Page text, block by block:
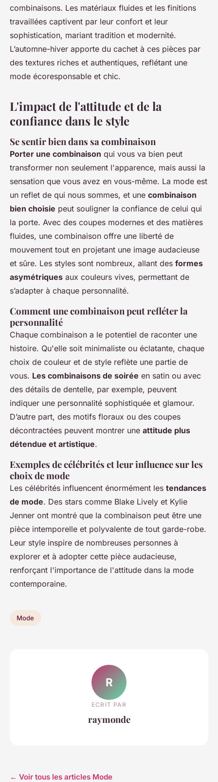
combinaisons. Les matériaux fluides et les finitions
travaillées captivent par leur confort et leur
sophistication, mariant tradition et modernité.
L’automne-hiver apporte du cachet à ces pièces par
des textures riches et authentiques, reflétant une
mode écoresponsable et chic.
L'impact de l'attitude et de la
confiance dans le style
Se sentir bien dans sa combinaison
Porter une combinaison qui vous va bien peut
transformer non seulement l'apparence, mais aussi la
sensation que vous avez en vous-même. La mode est
un reflet de qui nous sommes, et une combinaison
bien choisie peut souligner la confiance de celui qui
la porte. Avec des coupes modernes et des matières
fluides, une combinaison offre une liberté de
mouvement tout en projetant une image audacieuse
et sûre. Les styles sont nombreux, allant des formes
asymétriques aux couleurs vives, permettant de
s’adapter à chaque personnalité.
Comment une combinaison peut refléter la
personnalité
Chaque combinaison a le potentiel de raconter une
histoire. Qu'elle soit minimaliste ou éclatante, chaque
choix de couleur et de style reflète une partie de
vous. Les combinaisons de soirée en satin ou avec
des détails de dentelle, par exemple, peuvent
indiquer une personnalité sophistiquée et glamour.
D’autre part, des motifs floraux ou des coupes
décontractées peuvent montrer une attitude plus
détendue et artistique.
Exemples de célébrités et leur influence sur les
choix de mode
Les célébrités influencent énormément les tendances
de mode. Des stars comme Blake Lively et Kylie
Jenner ont montré que la combinaison peut être une
pièce intemporelle et polyvalente de tout garde-robe.
Leur style inspire de nombreuses personnes à
explorer et à adopter cette pièce audacieuse,
renforçant l'importance de l'attitude dans la mode
contemporaine.
Mode
R
ECRIT PAR
raymonde
← Voir tous les articles Mode